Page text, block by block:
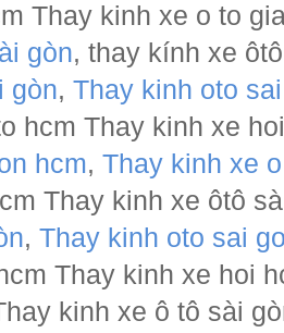
Thay kinh xe o to
gòn, thay kính xe
gòn, Thay kinh oto
hcm Thay kinh xe
hcm,Thay kinh xe
Thay kinh xe ôtô
, Thay kinh oto sai
Thay kinh xe hoi
kinh xe ô tô sài